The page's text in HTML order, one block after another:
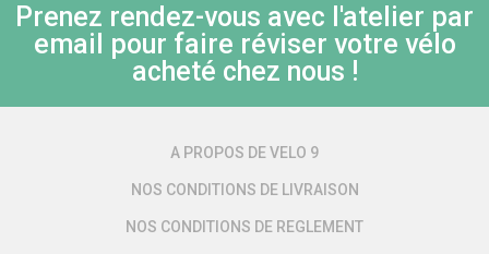
Prenez rendez-vous avec l'atelier par
email pour faire réviser votre vélo
acheté chez nous !
A PROPOS DE VELO 9
NOS CONDITIONS DE LIVRAISON
NOS CONDITIONS DE REGLEMENT